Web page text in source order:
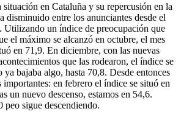
en Cataluña y su repercusión en la
disminuido entre los anunciantes desde el
Utilizando un índice de preocupación que
el máximo se alcanzó en octubre, el mes
en 71,9. En diciembre, con las nuevas
que las rodearon, el índice se
bajaba algo, hasta 70,8. Desde entonces
importantes: en febrero el índice se situó en
un nuevo descenso, estamos en 54,6.
peo sigue descendiendo.